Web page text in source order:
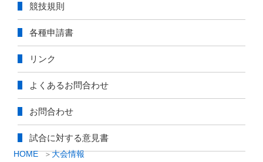
HOME
大会情報
競技規則
各種申請書
リンク
よくあるお問合わせ
お問合わせ
試合に対する意見書